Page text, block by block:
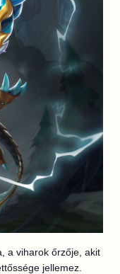
a viharok őrzője, akit
jellemez.